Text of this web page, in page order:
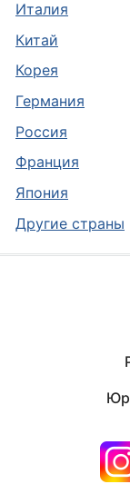
Италия
Китай
Корея
Германия
Россия
Франция
Япония
Другие страны